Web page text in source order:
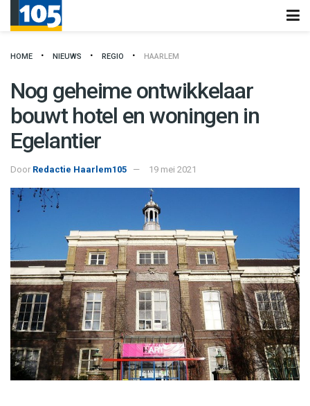
HOME NIEUWS REGIO HAARLEM
Nog geheime ontwikkelaar
bouwt hotel en woningen in
Egelantier
Door Redactie Haarlem105 19 mei 2021